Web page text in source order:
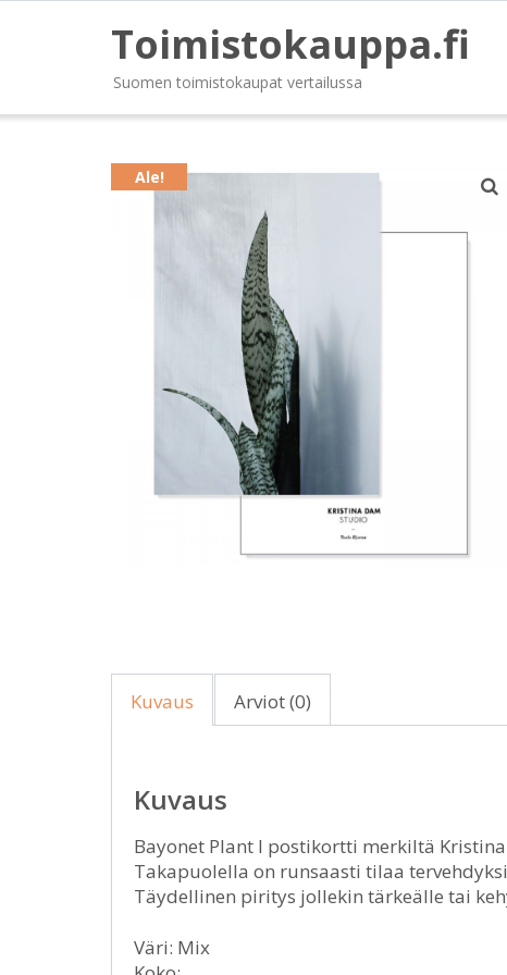
Toimistokauppa.fi
Suomen toimistokaupat vertailussa
Ale!
Kuvaus Arviot (0)
Kuvaus
Bayonet Plant I postikortti merkiltä
Takapuolella on runsaasti tilaa
Täydellinen piritys jollekin tärkeälle tai
Väri: Mix